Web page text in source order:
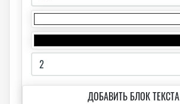
ДОБАВИТЬ БЛОК ТЕКСТА